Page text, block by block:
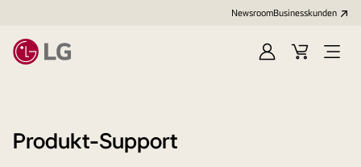
NewsroomBusinesskunden
AnmeldenWarenkorb
Menü
Produkt-Support